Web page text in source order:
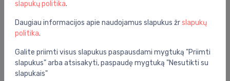
Komplektacija:
Spalva: balta
Medžiaga: keramika
Vieta: ant grindų
slapukų politika.
Daugiau informacijos apie naudojamus slapukus žrslapukų
politika.
Galite priimti visus slapukus paspausdami mygtuką "Priimti
slapukus" arba atsisakyti, paspaudę mygtuką "Nesutikti su
slapukais"